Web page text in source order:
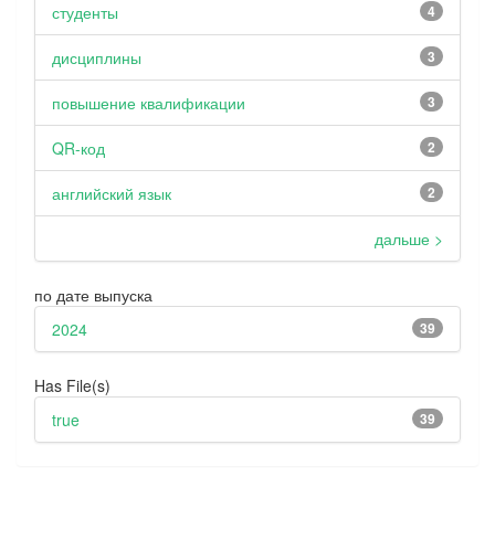
4
студенты
3
дисциплины
3
повышение квалификации
2
QR-код
2
английский язык
дальше >
по дате выпуска
39
2024
Has File(s)
39
true